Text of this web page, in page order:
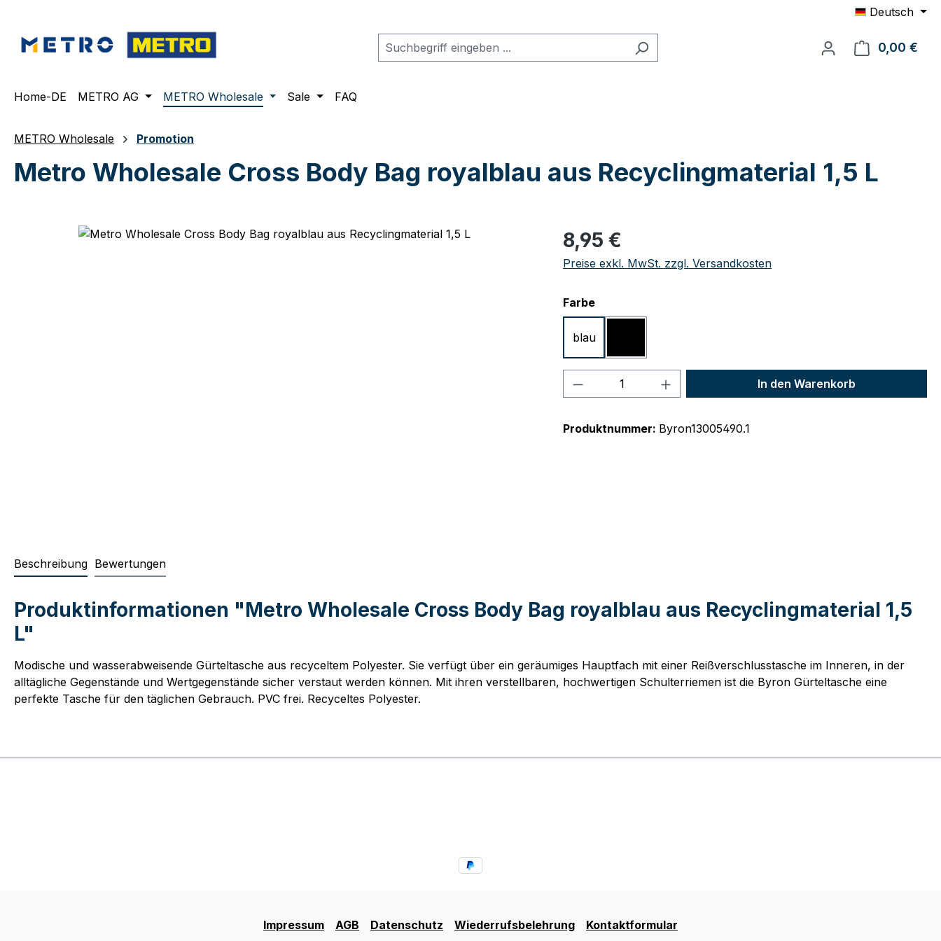
Deutsch
0,00 €
Home-DE METRO AG METRO Wholesale Sale FAQ
METRO Wholesale Promotion
Metro Wholesale Cross Body Bag royalblau aus Recyclingmaterial 1,5 L
Bildergalerie überspringen Regulärer Preis:
8,95 €
Preise exkl. MwSt. zzgl. Versandkosten
Farbeauswählen
blau
Produkt Anzahl: Gib den gewünschten Wert
In den Warenkorb
Produktnummer: Byron13005490.1
Beschreibung Bewertungen
Produktinformationen "Metro Wholesale Cross Body Bag royalblau aus Recyclingmaterial 1,5
L"
Modische und wasserabweisende Gürteltasche aus recyceltem Polyester. Sie verfügt über ein geräumiges Hauptfach mit einer Reißverschlusstasche im Inneren, in der
alltägliche Gegenstände und Wertgegenstände sicher verstaut werden können. Mit ihren verstellbaren, hochwertigen Schulterriemen ist die Byron Gürteltasche eine
perfekte Tasche für den täglichen Gebrauch. PVC frei. Recyceltes Polyester.
Impressum AGB Datenschutz Wiederrufsbelehrung Kontaktformular